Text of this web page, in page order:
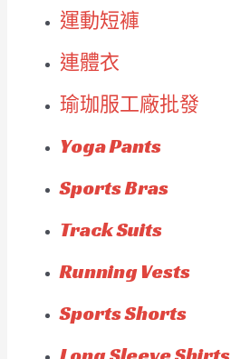
運動短褲
連體衣
瑜珈服工廠批發
Yoga Pants
Sports Bras
Track Suits
Running Vests
Sports Shorts